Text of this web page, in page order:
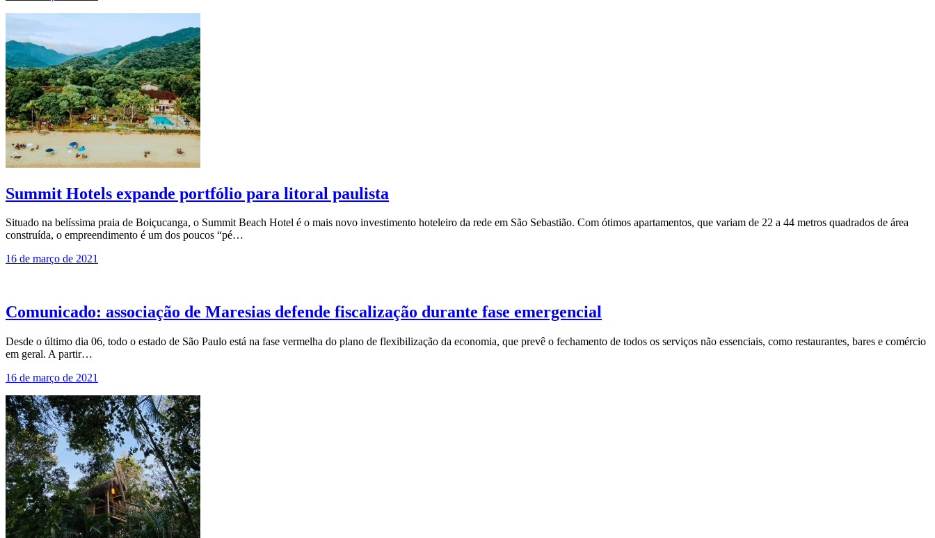
Summit Hotels expande portfólio para litoral paulista
Situado na belíssima praia de Boiçucanga, o Summit Beach Hotel é o mais novo investimento hoteleiro da rede em São Sebastião. Com ótimos apartamentos, que variam de 22 a 44 metros quadrados de área
construída, o empreendimento é um dos poucos “pé…
16 de março de 2021
Comunicado: associação de Maresias defende fiscalização durante fase emergencial
Desde o último dia 06, todo o estado de São Paulo está na fase vermelha do plano de flexibilização da economia, que prevê o fechamento de todos os serviços não essenciais, como restaurantes, bares e comércio
em geral. A partir…
16 de março de 2021